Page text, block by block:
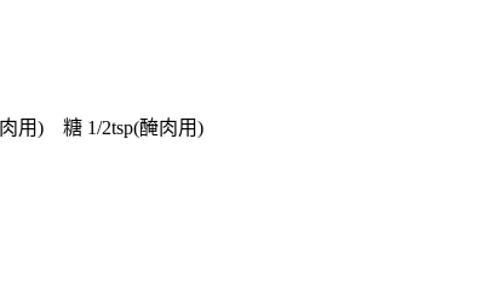
用) 糖 1/2tsp(醃肉用)